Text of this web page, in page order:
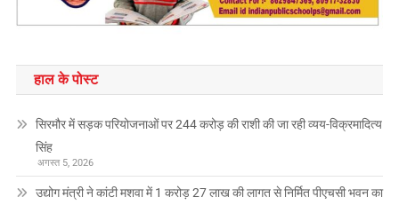
हाल के पोस्ट
सिरमौर में सड़क परियोजनाओं पर 244 करोड़ की राशी की जा रही व्यय-विक्रमादित्य
सिंह
अगस्त 5, 2026
उद्योग मंत्री ने कांटी मशवा में 1 करोड़ 27 लाख की लागत से निर्मित पीएचसी भवन का